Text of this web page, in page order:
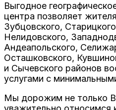
Выгодное
центра позволяет
Зубцовского,
Нелидовского,
Андеапольского,
Осташковского,
и Сычевского районов
услугами с
Мы дорожим не только